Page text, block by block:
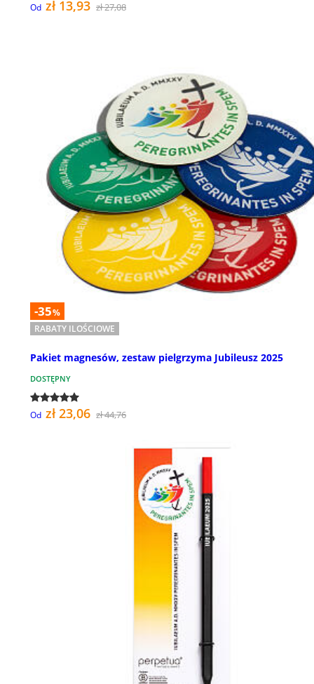
Od zł 13,93 zł 27,08
-35%
RABATY ILOŚCIOWE
Pakiet magnesów, zestaw pielgrzyma Jubileusz 2025
DOSTĘPNY
Od zł 23,06 zł 44,76